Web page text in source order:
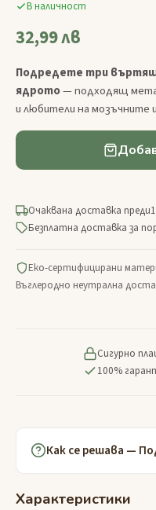
В наличност
32,99 лв
Подредете три
ядрото— подходящ
и любители на мозъчните
Очаквана доставка преди
Безплатна доставка за
Еко-сертифицирани
Въглеродно неутрална
Сигурно
100%
Как се решава —
Характеристики